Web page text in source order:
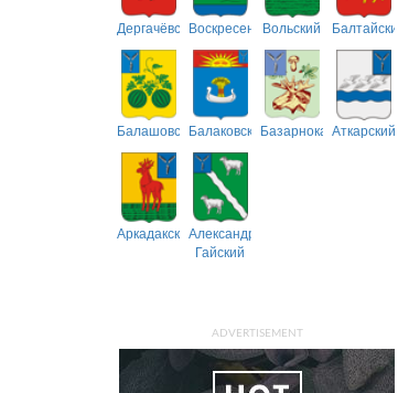
ДергачёвскийВоскресенскийВольский Балтайский
БалашовскийБалаковскийБазарнокарабулакский
Аткарский
АркадакскийАлександрово-
Гайский
ADVERTISEMENT